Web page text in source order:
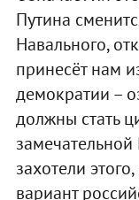
Путина
Навального,
принесёт нам
демократии –
должны стать
захотели
вариант